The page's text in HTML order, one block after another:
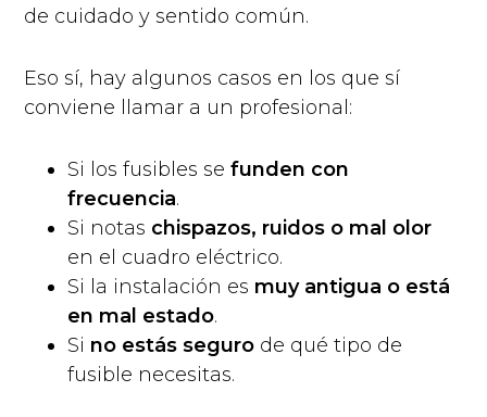
de cuidado y sentido común.
Eso sí, hay algunos casos en los que sí
conviene llamar a un profesional:
Si los fusibles sefunden con
frecuencia.
Si notas chispazos, ruidos o mal olor
en el cuadro eléctrico.
Si la instalación es muy antigua o está
en mal estado.
Si no estás seguro de qué tipo de
fusible necesitas.